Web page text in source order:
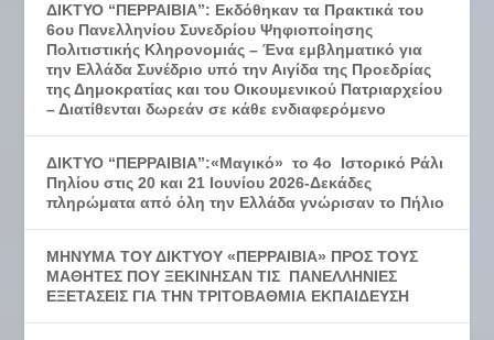
ΔΙΚΤΥΟ “ΠΕΡΡΑΙΒΙΑ”: Εκδόθηκαν τα Πρακτικά του
6ου Πανελληνίου Συνεδρίου Ψηφιοποίησης
Πολιτιστικής Κληρονομιάς – Ένα εμβληματικό για
την Ελλάδα Συνέδριο υπό την Αιγίδα της Προεδρίας
της Δημοκρατίας και του Οικουμενικού Πατριαρχείου
– Διατίθενται δωρεάν σε κάθε ενδιαφερόμενο
ΔΙΚΤΥΟ “ΠΕΡΡΑΙΒΙΑ”:«Μαγικό» το 4ο Ιστορικό Ράλι
Πηλίου στις 20 και 21 Ιουνίου 2026-Δεκάδες
πληρώματα από όλη την Ελλάδα γνώρισαν το Πήλιο
ΜΗΝΥΜΑ ΤΟΥ ΔΙΚΤΥΟΥ «ΠΕΡΡΑΙΒΙΑ» ΠΡΟΣ ΤΟΥΣ
ΜΑΘΗΤΕΣ ΠΟΥ ΞΕΚΙΝΗΣΑΝ ΤΙΣ ΠΑΝΕΛΛΗΝΙΕΣ
ΕΞΕΤΑΣΕΙΣ ΓΙΑ ΤΗΝ ΤΡΙΤΟΒΑΘΜΙΑ ΕΚΠΑΙΔΕΥΣΗ